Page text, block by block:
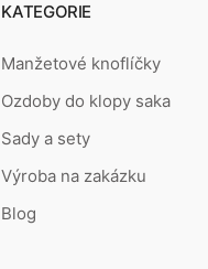
KATEGORIE
Manžetové knoflíčky
Ozdoby do klopy saka
Sady a sety
Výroba na zakázku
Blog